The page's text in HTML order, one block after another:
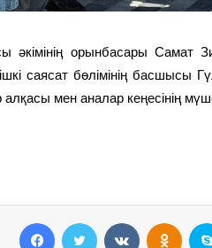
әкімінің орынбасары Самат
саясат бөлімінің басшысы
мен аналар кеңесінің